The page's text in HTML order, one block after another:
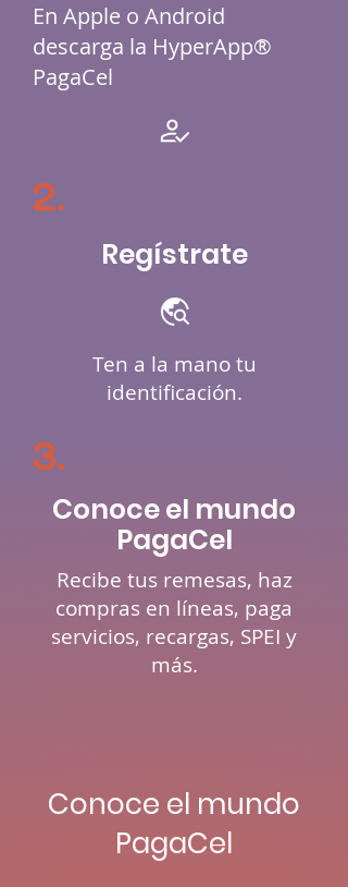
En Apple o Android
descarga la HyperApp®
PagaCel
2.
Regístrate
Ten a la mano tu
identificación.
3.
Conoce el mundo
PagaCel
Recibe tus remesas, haz
compras en líneas, paga
servicios, recargas, SPEI y
más.
Conoce el mundo
PagaCel